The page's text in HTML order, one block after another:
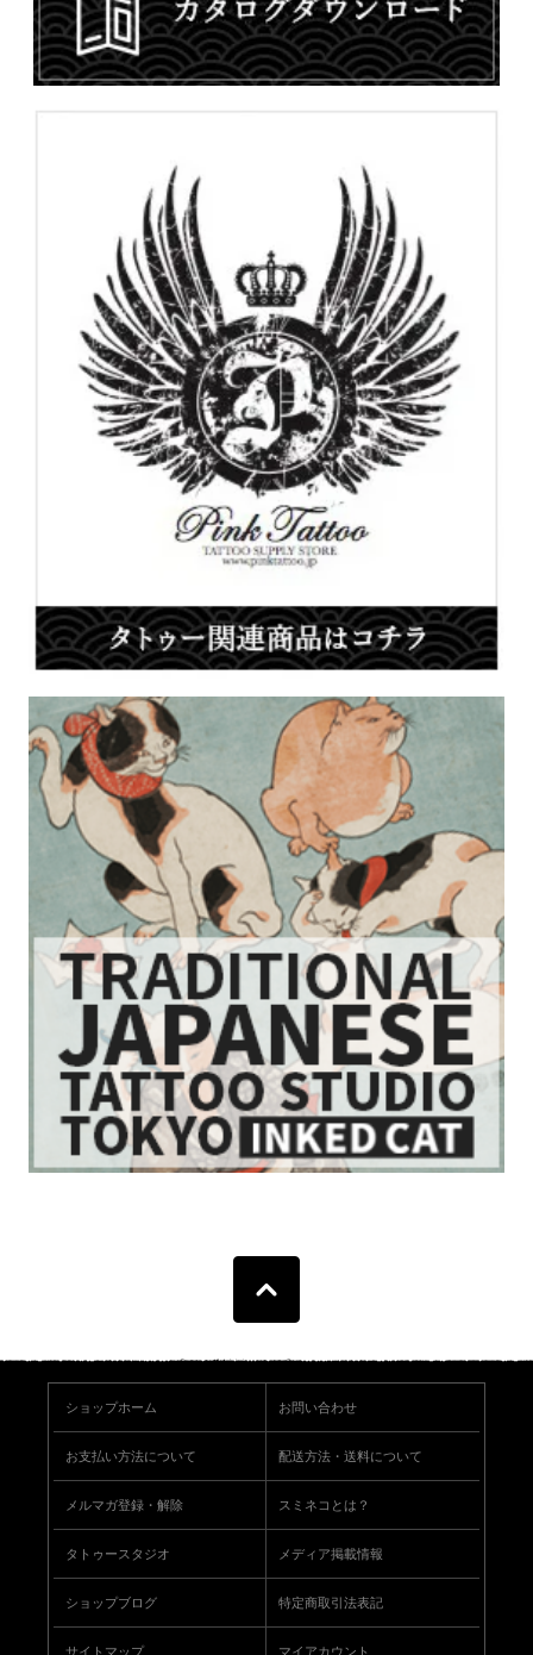
ショップホーム お問い合わせ
お支払い方法について 配送方法・送料について
メルマガ登録・解除 スミネコとは？
タトゥースタジオ メディア掲載情報
ショップブログ 特定商取引法表記
サイトマップ マイアカウント